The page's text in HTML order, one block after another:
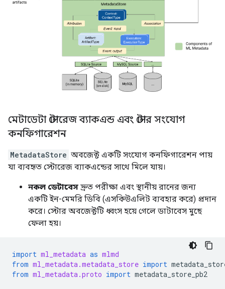
মেটাডেটা স্টোরেজ ব্যাকএন্ড এবং স্টোর সংযোগ
কনফিগারেশন
MetadataStore অবজেক্ট একটি সংযোগ কনফিগারেশন পায়
যা ব্যবহৃত স্টোরেজ ব্যাকএন্ডের সাথে মিলে যায়।
নকল ডেটাবেস দ্রুত পরীক্ষা এবং স্থানীয় রানের জন্য
একটি ইন-মেমরি ডিবি (এসকিউএলিট ব্যবহার করে) প্রদান
করে। স্টোর অবজেক্টটি ধ্বংস হয়ে গেলে ডাটাবেস মুছে
ফেলা হয়।
import ml_metadata as mlmd
from ml_metadata.metadata_store import
from ml_metadata.proto import metadata_store_pb2